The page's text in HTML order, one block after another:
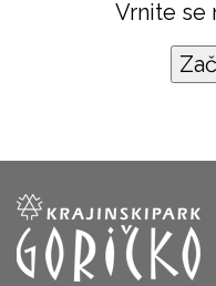
Vrnite se